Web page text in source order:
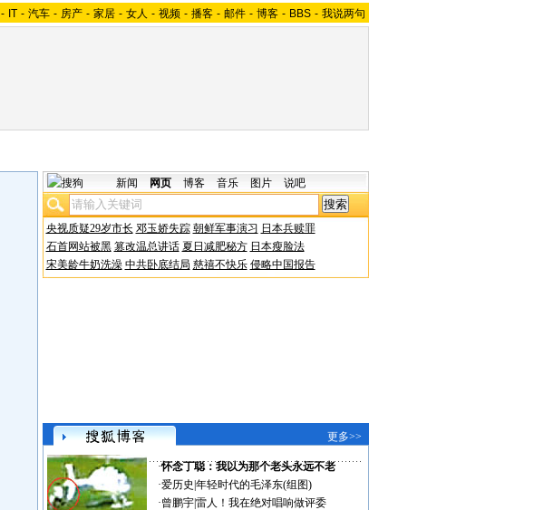
- IT - 汽车 - 房产 - 家居 - 女人 - 视频 - 播客 - 邮件 - 博客 - BBS - 我说两句
新闻 网页 博客 音乐 图片 说吧
央视质疑29岁市长 邓玉娇失踪 朝鲜军事演习 日本兵赎罪
石首网站被黑 篡改温总讲话 夏日减肥秘方 日本瘦脸法
宋美龄牛奶洗澡 中共卧底结局 慈禧不快乐 侵略中国报告
更多>>
·怀念丁聪：我以为那个老头永远不老
·爱历史 年轻时代的毛泽东(组图)
·曾鹏宇|雷人！我在绝对唱响做评委